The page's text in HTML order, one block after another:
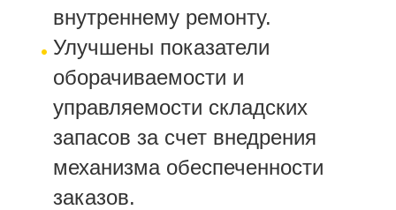
внутреннему ремонту.
Улучшены показатели
оборачиваемости и
управляемости складских
запасов за счет внедрения
механизма обеспеченности
заказов.